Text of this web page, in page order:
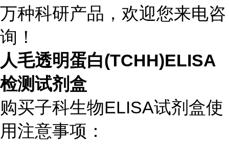
万种科研产品，欢迎您来电咨
询！
人毛透明蛋白(TCHH)ELISA
检测试剂盒
购买子科生物ELISA试剂盒使
用注意事项：